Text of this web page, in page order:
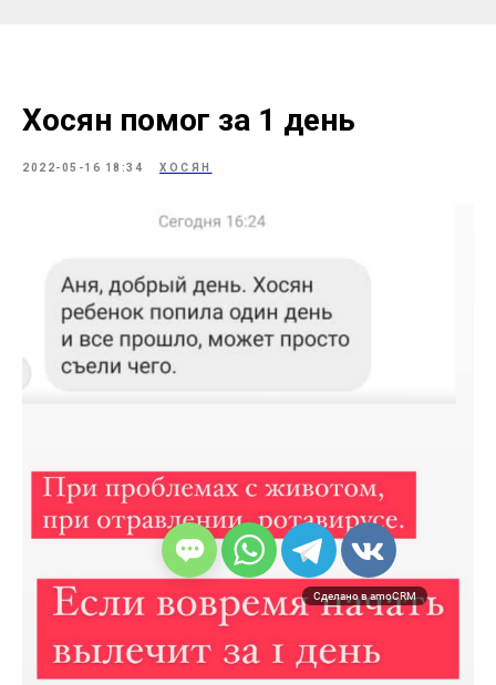
Хосян помог за 1 день
2022-05-16 18:34 ХОСЯН
Сделано в amoCRM